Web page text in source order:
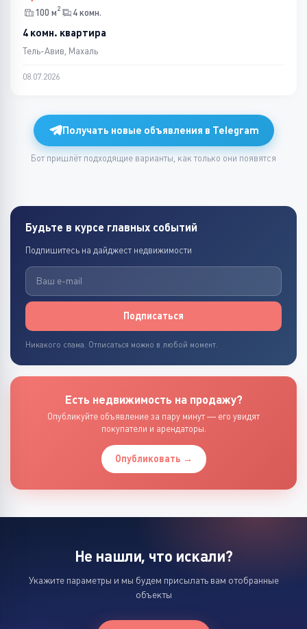
100 м2 4 комн.
4 комн. квартира
Тель-Авив, Махаль
08.07.2026
Получать новые объявления в Telegram
Бот пришлёт подходящие варианты, как только они появятся
Будьте в курсе главных событий
Подпишитесь на дайджест недвижимости
Подписаться
Никакого спама. Отписаться можно в любой момент.
Есть недвижимость на продажу?
Опубликуйте объявление за пару минут — его увидят
покупатели и арендаторы.
Опубликовать →
Не нашли, что искали?
Укажите параметры и мы будем присылать вам отобранные
объекты